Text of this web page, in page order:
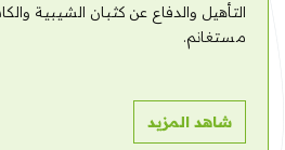
التأهيل والدفاع عن كثبان الشيبية
مستغانم.
شاهد المزيد